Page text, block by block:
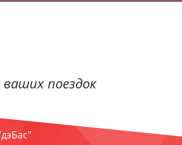
поездок